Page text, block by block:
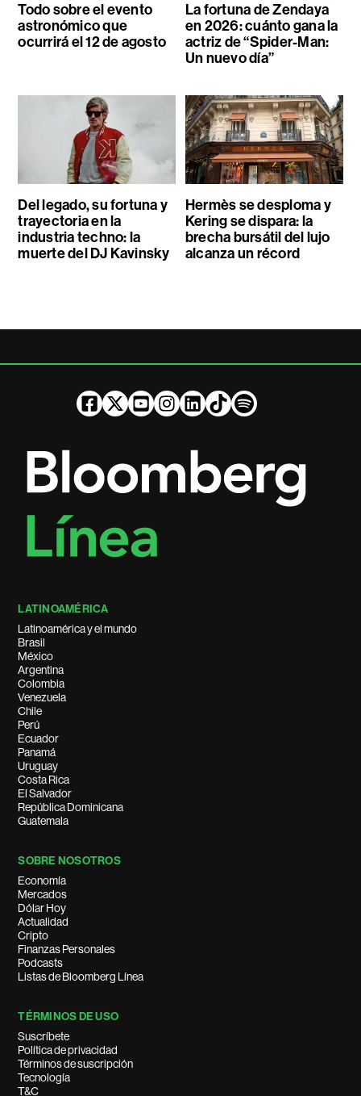
Todo sobre el evento
astronómico que
ocurrirá el 12 de agosto
La fortuna de Zendaya
en 2026: cuánto gana la
actriz de “Spider-Man:
Un nuevo día”
Del legado, su fortuna y
trayectoria en la
industria techno: la
muerte del DJ Kavinsky
Hermès se desploma y
Kering se dispara: la
brecha bursátil del lujo
alcanza un récord
LATINOAMÉRICA
Latinoamérica y el mundo
Brasil
México
Argentina
Colombia
Venezuela
Chile
Perú
Ecuador
Panamá
Uruguay
Costa Rica
El Salvador
República Dominicana
Guatemala
SOBRE NOSOTROS
Economía
Mercados
Dólar Hoy
Actualidad
Cripto
Finanzas Personales
Podcasts
Listas de Bloomberg Línea
TÉRMINOS DE USO
Suscríbete
Política de privacidad
Términos de suscripción
Tecnología
T&C